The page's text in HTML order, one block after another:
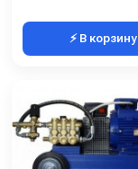
⚡ В корзину